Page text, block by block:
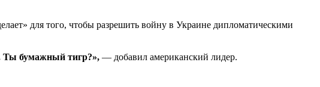
для того, чтобы разрешить войну в Украине дипломатическими
Ты бумажный тигр?», — добавил американский лидер.